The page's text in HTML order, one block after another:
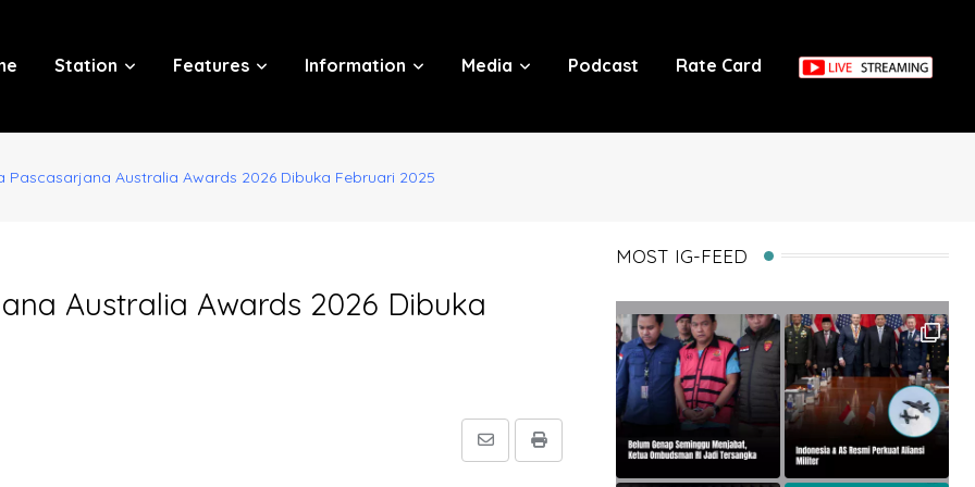
Station Features Information Media Podcast Rate Card
Pascasarjana Australia Awards 2026 Dibuka Februari 2025
Australia Awards 2026 Dibuka
Print
Share
MOST IG-FEED